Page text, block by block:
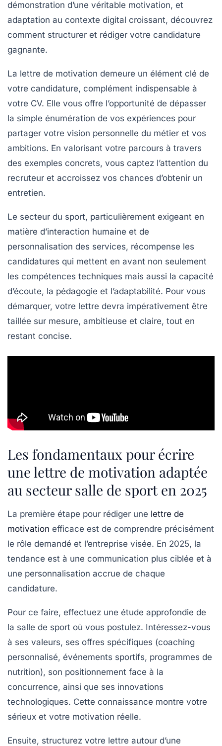
démonstration d’une véritable motivation, et
adaptation au contexte digital croissant, découvrez
comment structurer et rédiger votre candidature
gagnante.
La lettre de motivation demeure un élément clé de
votre candidature, complément indispensable à
votre CV. Elle vous offre l’opportunité de dépasser
la simple énumération de vos expériences pour
partager votre vision personnelle du métier et vos
ambitions. En valorisant votre parcours à travers
des exemples concrets, vous captez l’attention du
recruteur et accroissez vos chances d’obtenir un
entretien.
Le secteur du sport, particulièrement exigeant en
matière d’interaction humaine et de
personnalisation des services, récompense les
candidatures qui mettent en avant non seulement
les compétences techniques mais aussi la capacité
d’écoute, la pédagogie et l’adaptabilité. Pour vous
démarquer, votre lettre devra impérativement être
taillée sur mesure, ambitieuse et claire, tout en
restant concise.
Les fondamentaux pour écrire
une lettre de motivation adaptée
au secteur salle de sport en 2025
La première étape pour rédiger une lettre de
motivation efficace est de comprendre précisément
le rôle demandé et l’entreprise visée. En 2025, la
tendance est à une communication plus ciblée et à
une personnalisation accrue de chaque
candidature.
Pour ce faire, effectuez une étude approfondie de
la salle de sport où vous postulez. Intéressez-vous
à ses valeurs, ses offres spécifiques (coaching
personnalisé, événements sportifs, programmes de
nutrition), son positionnement face à la
concurrence, ainsi que ses innovations
technologiques. Cette connaissance montre votre
sérieux et votre motivation réelle.
Ensuite, structurez votre lettre autour d’une